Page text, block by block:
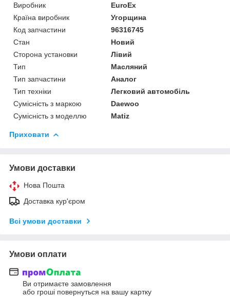
Виробник
EuroEx
Країна виробник
Угорщина
Код запчастини
96316745
Стан
Новий
Сторона установки
Лівий
Тип
Масляний
Тип запчастини
Аналог
Тип техніки
Легковий автомобіль
Сумісність з маркою
Daewoo
Сумісність з моделлю
Matiz
Приховати
Умови доставки
Нова Пошта
Доставка кур'єром
Всі умови доставки
Умови оплати
Ви отримаєте замовлення
або гроші повернуться на вашу картку